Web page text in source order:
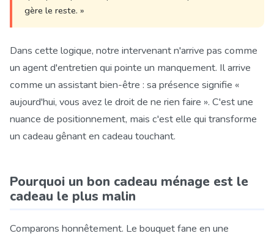
gère le reste. »
Dans cette logique, notre intervenant n'arrive pas comme
un agent d'entretien qui pointe un manquement. Il arrive
comme un assistant bien-être : sa présence signifie «
aujourd'hui, vous avez le droit de ne rien faire ». C'est une
nuance de positionnement, mais c'est elle qui transforme
un cadeau gênant en cadeau touchant.
Pourquoi un bon cadeau ménage est le
cadeau le plus malin
Comparons honnêtement. Le bouquet fane en une